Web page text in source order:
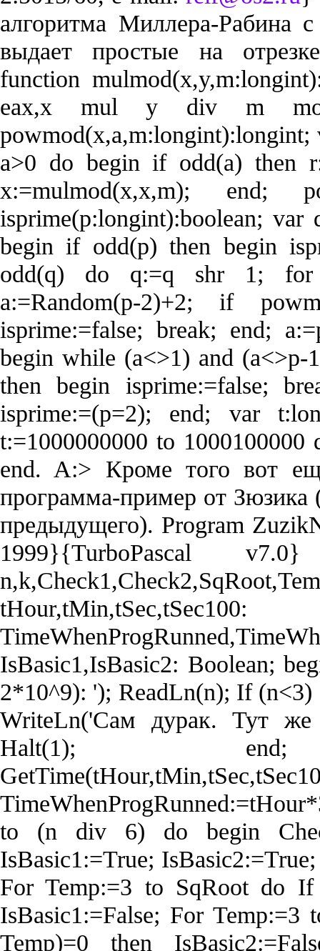
алгоритма Миллера-Рабина
выдает простые на
function
eax,x mul y div m
a>0 do begin if odd(a) then
x:=mulmod(x,x,m); end;
isprime(p:longint):boolean; var
begin if odd(p) then begin
odd(q) do q:=q shr 1;
a:=Random(p-2)+2; if
isprime:=false; break; end;
begin while (a<>1) and
then begin isprime:=false;
isprime:=(p=2); end; var
t:=1000000000 to
end. A:> Кроме того вот
программа-пример от Зюзика
предыдущего). Program
1999}{TurboPascal
IsBasic1,IsBasic2: Boolean;
2*10^9): '); ReadLn(n); If (n<3)
WriteLn('Сам дурак. Тут же
Halt(1); end;
to (n div 6) do begin
IsBasic1:=True;
For Temp:=3 to SqRoot do
IsBasic1:=False; For
Temp)=0 then